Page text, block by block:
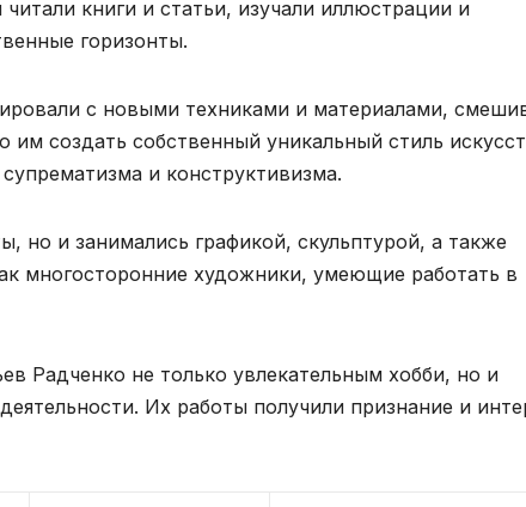
книги и статьи, изучали иллюстрации и
горизонты.
с новыми техниками и материалами,
им создать собственный уникальный стиль
и конструктивизма.
но и занимались графикой, скульптурой, а также
многосторонние художники, умеющие работать в
Радченко не только увлекательным хобби, но и
Их работы получили признание и